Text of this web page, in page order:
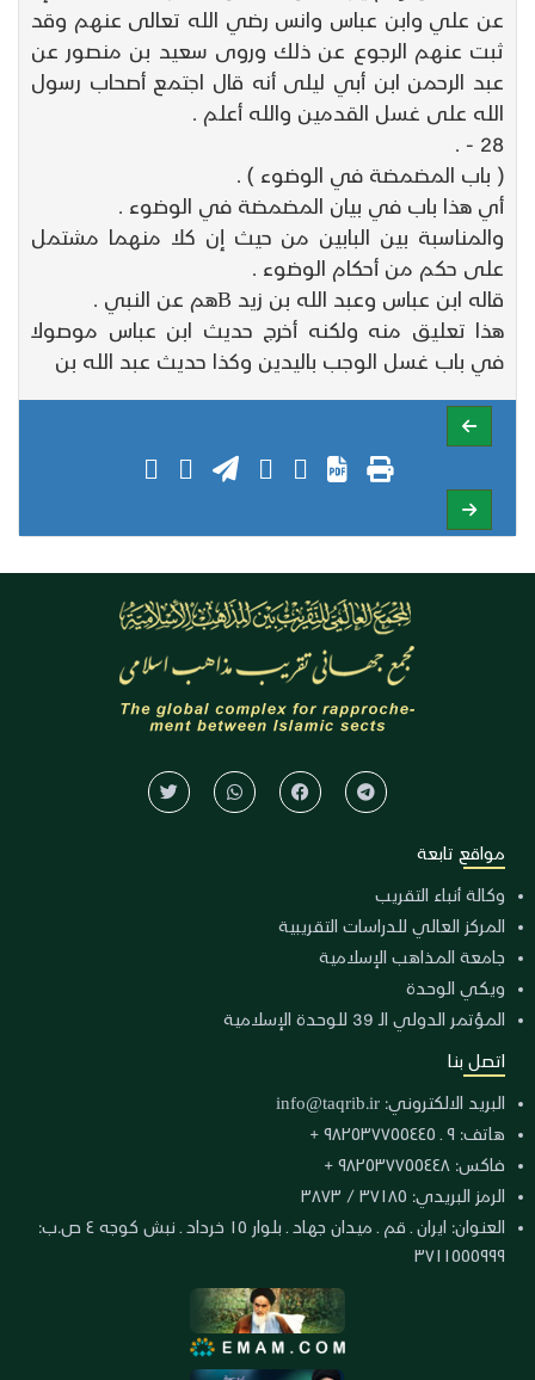
عن علي وابن عباس وانس رضي الله تعالى عنهم وقد
ثبت عنهم الرجوع عن ذلك وروى سعيد بن منصور عن
عبد الرحمن ابن أبي ليلى أنه قال اجتمع أصحاب رسول
الله على غسل القدمين والله أعلم .
28 - .
( باب المضمضة في الوضوء ) .
أي هذا باب في بيان المضمضة في الوضوء .
والمناسبة بين البابين من حيث إن كلا منهما مشتمل
على حكم من أحكام الوضوء .
قاله ابن عباس وعبد الله بن زيد Bهم عن النبي .
هذا تعليق منه ولكنه أخرج حديث ابن عباس موصولا
في باب غسل الوجب باليدين وكذا حديث عبد الله بن
مواقع تابعة
وكالة أنباء التقريب
المركز العالي للدراسات التقريبية
جامعة المذاهب الإسلامية
ويكي الوحدة
المؤتمر الدولي الـ 39 للوحدة الإسلامية
اتصل بنا
البريد الالكتروني: info@taqrib.ir
هاتف: ٩ ـ ٩٨٢٥٣٧٧٥٥٤٤٥ +
فاكس: ٩٨٢٥٣٧٧٥٥٤٤٨ +
الرمز البريدي: ٣٧١٨٥ / ٣٨٧٣
العنوان: ايران ـ قم ـ ميدان جهاد ـ بلوار ١٥ خرداد ـ نبش كوجه ٤ ص.ب:
٣٧١١٥٥٥٩٩٩